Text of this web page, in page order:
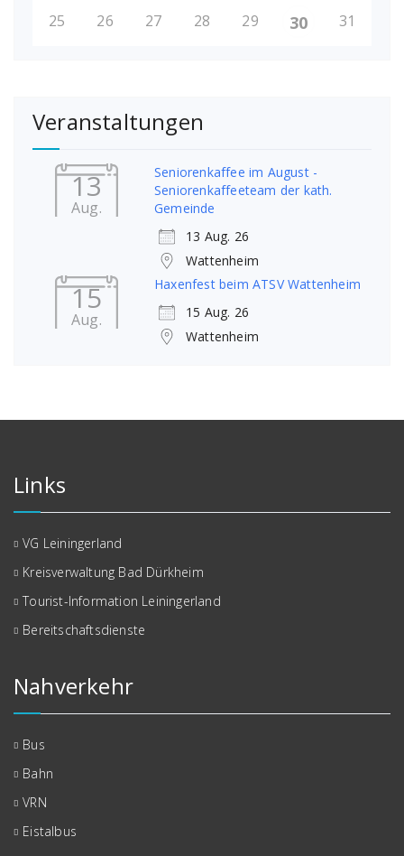
25 26 27 28 29 30 31
Veranstaltungen
13
Aug.
Seniorenkaffee im August -
Seniorenkaffeeteam der kath.
Gemeinde
13 Aug. 26
Wattenheim
15
Aug.
Haxenfest beim ATSV Wattenheim
15 Aug. 26
Wattenheim
Links
VG Leiningerland
Kreisverwaltung Bad Dürkheim
Tourist-Information Leiningerland
Bereitschaftsdienste
Nahverkehr
Bus
Bahn
VRN
Eistalbus